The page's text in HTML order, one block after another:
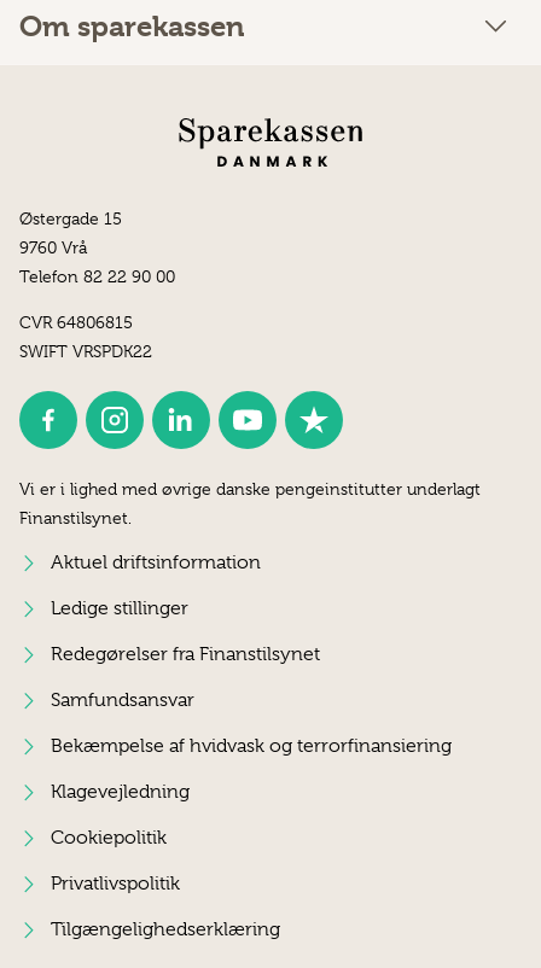
Om sparekassen
Østergade 15
9760 Vrå
Telefon 82 22 90 00
CVR 64806815
SWIFT VRSPDK22
Vi er i lighed med øvrige danske pengeinstitutter underlagt
Finanstilsynet.
Aktuel driftsinformation
Ledige stillinger
Redegørelser fra Finanstilsynet
Samfundsansvar
Bekæmpelse af hvidvask og terrorfinansiering
Klagevejledning
Cookiepolitik
Privatlivspolitik
Tilgængelighedserklæring